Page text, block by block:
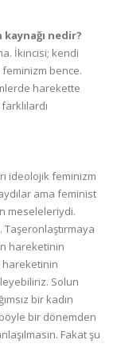
kaynağı nedir?
İkincisi; kendi
bence.
harekette
ideolojik feminizm
ama feminist
meseleleriydi.
hareketinin
hareketinin
Solun
bir kadın
bir dönemden
Fakat şu